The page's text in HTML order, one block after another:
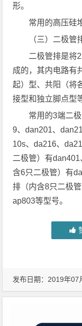
形。
常用的高压硅
（三）二极管
二极管排是将
成的，其内电路有
起）型、共阳（将
接型和独立脚点型
常用的3端二
9、dan201、
10s、da216、
二极管）有
含6只二极管）有
排（内含8只二极
ap803等型号。
发布日期：2019年